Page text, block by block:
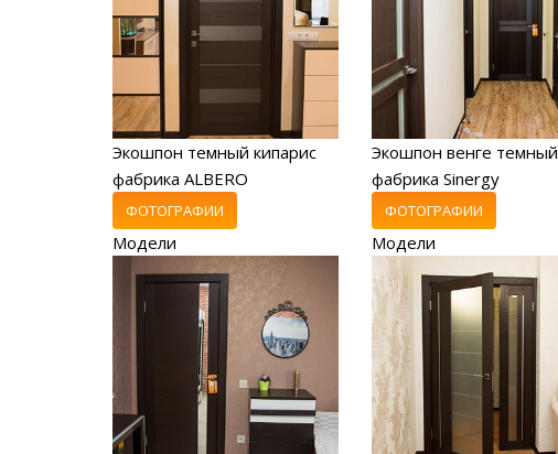
Экошпон темный кипарис
фабрика ALBERO
ФОТОГРАФИИ
Модели
Экошпон венге темный
фабрика Sinergy
ФОТОГРАФИИ
Модели